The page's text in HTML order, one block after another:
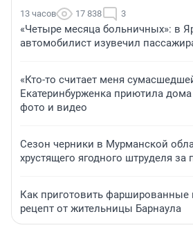
13 часов 17 838 3
«Четыре месяца больничных»: в
автомобилист изувечил
«Кто-то считает меня
Екатеринбурженка приютила
фото и видео
Сезон черники в Мурманской
хрустящего ягодного штруделя за
Как приготовить
рецепт от жительницы Барнаула